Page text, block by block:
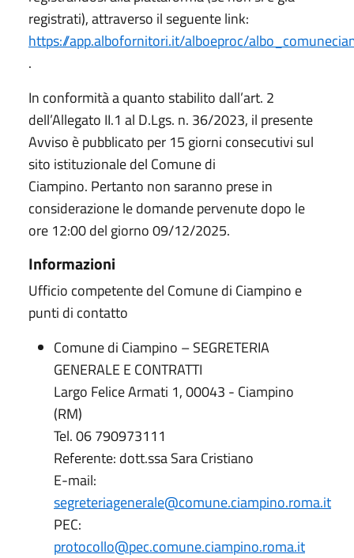
registrati), attraverso il seguente link:
https://app.albofornitori.it/alboeproc/
.
In conformità a quanto stabilito dall’art. 2
dell’Allegato II.1 al D.Lgs. n. 36/2023, il presente
Avviso è pubblicato per 15 giorni consecutivi sul
sito istituzionale del Comune di
Ciampino. Pertanto non saranno prese in
considerazione le domande pervenute dopo le
ore 12:00 del giorno 09/12/2025.
Informazioni
Ufficio competente del Comune di Ciampino e
punti di contatto
Comune di Ciampino – SEGRETERIA
GENERALE E CONTRATTI
Largo Felice Armati 1, 00043 - Ciampino
(RM)
Tel. 06 790973111
Referente: dott.ssa Sara Cristiano
E-mail:
segreteriagenerale@comune.ciampino.roma.it
PEC:
protocollo@pec.comune.ciampino.roma.it